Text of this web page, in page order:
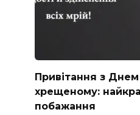
Привітання з
хрещеному:
побажання